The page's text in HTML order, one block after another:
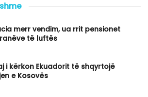
merr vendim, ua rrit pensionet
të luftës
i kërkon Ekuadorit të shqyrtojë
e Kosovës